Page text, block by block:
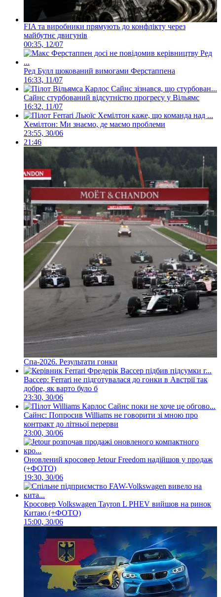
FIA та виробники прямують до конфлікту через
майбутнє двигунів
00:35, 12/07
Ред Булл шокований вимогами Ферстаппена
16:33, 11/07
Сайнс стурбований відсутністю прогресу у Вільямс
16:32, 11/07
Хемілтон: Ми знаємо, де маємо проблеми
23:55, 30/06
21:46
Спа-2026. Результати гонки
Вассер: Ferrari не підготувалася до гонки в Австрії так
добре, як варто було б
23:30, 30/06
Сайнс: Попросив Williams не говорити зі мною про
контракт до літньої перерви
23:00, 30/06
Оновлений кросовер Jetour Freedom надійшов у продаж
(+ФОТО)
19:30, 30/06
Кросовер Volkswagen Tayron L PHEV вийшов на ринок
Китаю (+ФОТО)
15:00, 30/06